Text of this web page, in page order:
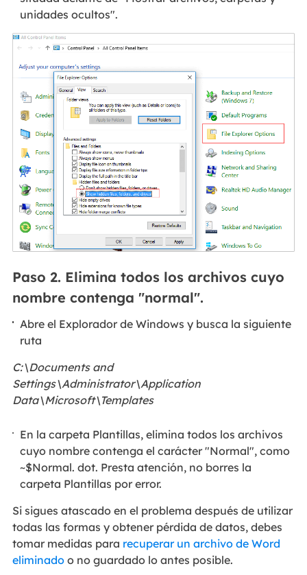
unidades ocultos".
Paso 2. Elimina todos los archivos cuyo
nombre contenga "normal".
Abre el Explorador de Windows y busca la siguiente
ruta
C:\Documents and
Settings\Administrator\Application
Data\Microsoft\Templates
En la carpeta Plantillas, elimina todos los archivos
cuyo nombre contenga el carácter "Normal", como
~$Normal. dot. Presta atención, no borres la
carpeta Plantillas por error.
Si sigues atascado en el problema después de utilizar
todas las formas y obtener pérdida de datos, debes
tomar medidas para recuperar un archivo de Word
eliminadoo no guardado lo antes posible.